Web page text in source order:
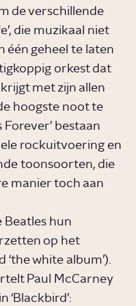
de verschillende
die muzikaal niet
één geheel te laten
orkest dat
met zijn allen
hoogste noot te
Forever’ bestaan
rockuitvoering en
toonsoorten, die
manier toch aan
Beatles hun
op het
white album’).
Paul McCarney
‘Blackbird’: